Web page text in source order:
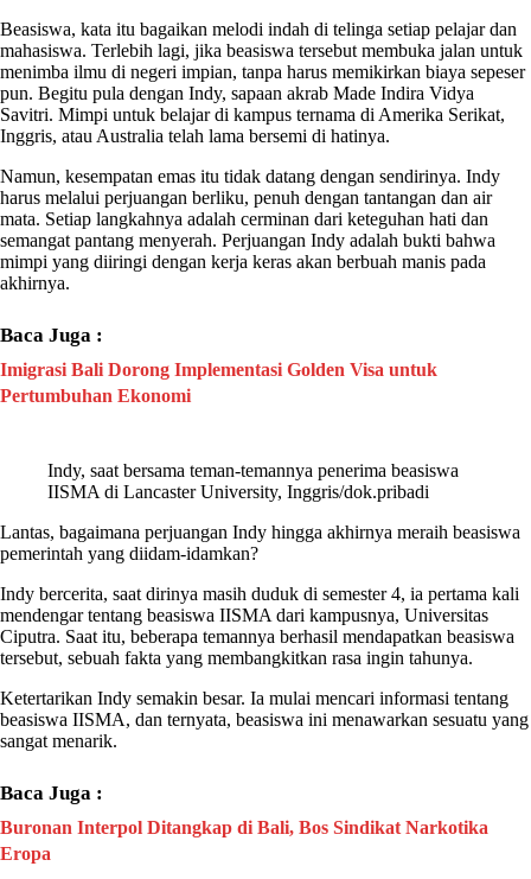
Beasiswa, kata itu bagaikan melodi indah di telinga setiap pelajar dan
mahasiswa. Terlebih lagi, jika beasiswa tersebut membuka jalan untuk
menimba ilmu di negeri impian, tanpa harus memikirkan biaya sepeser
pun. Begitu pula dengan Indy, sapaan akrab Made Indira Vidya
Savitri. Mimpi untuk belajar di kampus ternama di Amerika Serikat,
Inggris, atau Australia telah lama bersemi di hatinya.
Namun, kesempatan emas itu tidak datang dengan sendirinya. Indy
harus melalui perjuangan berliku, penuh dengan tantangan dan air
mata. Setiap langkahnya adalah cerminan dari keteguhan hati dan
semangat pantang menyerah. Perjuangan Indy adalah bukti bahwa
mimpi yang diiringi dengan kerja keras akan berbuah manis pada
akhirnya.
Baca Juga :
Imigrasi Bali Dorong Implementasi Golden Visa untuk
Pertumbuhan Ekonomi
Indy, saat bersama teman-temannya penerima beasiswa
IISMA di Lancaster University, Inggris/dok.pribadi
Lantas, bagaimana perjuangan Indy hingga akhirnya meraih beasiswa
pemerintah yang diidam-idamkan?
Indy bercerita, saat dirinya masih duduk di semester 4, ia pertama kali
mendengar tentang beasiswa IISMA dari kampusnya, Universitas
Ciputra. Saat itu, beberapa temannya berhasil mendapatkan beasiswa
tersebut, sebuah fakta yang membangkitkan rasa ingin tahunya.
Ketertarikan Indy semakin besar. Ia mulai mencari informasi tentang
beasiswa IISMA, dan ternyata, beasiswa ini menawarkan sesuatu yang
sangat menarik.
Baca Juga :
Buronan Interpol Ditangkap di Bali, Bos Sindikat Narkotika
Eropa